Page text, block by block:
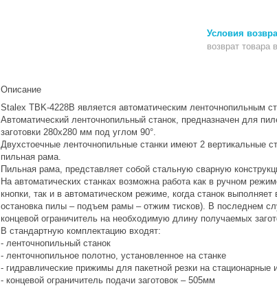
возврат товара
Описание
Stalex TBK-4228В является автоматическим ленточнопильным
Автоматический ленточнопильный станок, предназначен для
заготовки 280x280 мм под углом 90°.
Двухстоечные ленточнопильные станки имеют 2 вертикальные
пильная рама.
Пильная рама, представляет собой стальную сварную
На автоматических станках возможна работа как в ручном
кнопки, так и в автоматическом режиме, когда станок
остановка пилы – подъем рамы – отжим тисков). В последнем
концевой ограничитель на необходимую длину получаемых
В стандартную комплектацию входят:
- ленточнопильный станок
- ленточнопильное полотно, установленное на станке
- гидравлические прижимы для пакетной резки на
- концевой ограничитель подачи заготовок – 505мм